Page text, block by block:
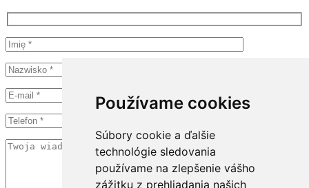
Používame cookies
Súbory cookie a ďalšie
technológie sledovania
používame na zlepšenie vášho
zážitku z prehliadania našich